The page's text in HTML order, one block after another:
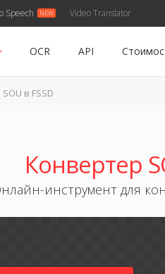
Speech Video Translator
OCR API
SOU в FSSD
Конвертер
инструмент для